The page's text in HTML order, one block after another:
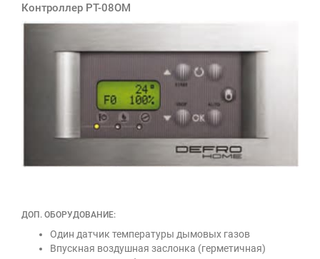
Контроллер РТ-08ОМ
ДОП. ОБОРУДОВАНИЕ:
Один датчик температуры дымовых газов
Впускная воздушная заслонка (герметичная)